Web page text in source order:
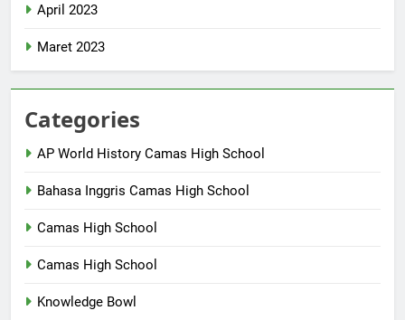
April 2023
Maret 2023
Categories
AP World History Camas High School
Bahasa Inggris Camas High School
Camas High School
Camas High School
Knowledge Bowl